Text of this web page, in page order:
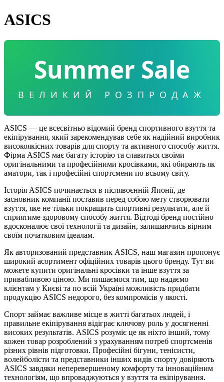
ASICS
Summer Sale
ВЕЛИКИЙ РОЗПРОДАЖ
ASICS — це всесвітньо відомий бренд спортивного взуття та
екіпірування, який зарекомендував себе як надійний виробник
високоякісних товарів для спорту та активного способу життя.
Фірма ASICS має багату історію та славиться своїми
оригінальними та професійними кросівками, які обирають як
аматори, так і професійні спортсмени по всьому світу.
Історія ASICS починається в післявоєнній Японії, де
засновник компанії поставив перед собою мету створювати
взуття, яке не тільки покращить спортивні результати, але й
сприятиме здоровому способу життя. Відтоді бренд постійно
вдосконалює свої технології та дизайн, залишаючись вірним
своїм початковим ідеалам.
Як авторизований представник ASICS, наш магазин пропонує
широкий асортимент офіційних товарів цього бренду. Тут ви
можете купити оригінальні кросівки та інше взуття за
привабливою ціною. Ми пишаємося тим, що надаємо
клієнтам у Києві та по всій Україні можливість придбати
продукцію ASICS недорого, без компромісів у якості.
Спорт займає важливе місце в житті багатьох людей, і
правильне екіпірування відіграє ключову роль у досягненні
високих результатів. ASICS розуміє це як ніхто інший, тому
кожен товар розроблений з урахуванням потреб спортсменів
різних рівнів підготовки. Професійні бігуни, тенісисти,
волейболісти та представники інших видів спорту довіряють
ASICS завдяки неперевершеному комфорту та інноваційним
технологіям, що впроваджуються у взуття та екіпірування.